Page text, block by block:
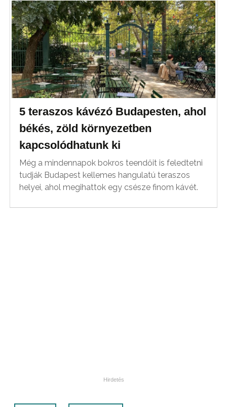
5 teraszos kávézó Budapesten, ahol
békés, zöld környezetben
kapcsolódhatunk ki
Még a mindennapok bokros teendőit is feledtetni
tudják Budapest kellemes hangulatú teraszos
helyei, ahol megihattok egy csésze finom kávét.